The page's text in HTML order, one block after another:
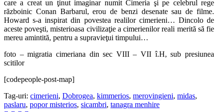
care a creat un ţinut imaginar numit Cimeria şi pe celebrul rege
războinic Conan Barbarul, erou de benzi desenate sau de filme.
Howard s-a inspirat din povestea realilor cimerieni… Dincolo de
aceste poveşti, misterioasa civilizaţie a cimerienilor reali merită să fie
mereu amintită, pentru a supravieţui timpului…
foto – migratia cimeriana din sec VIII – VII î.H, sub presiunea
scitilor
[codepeople-post-map]
Tag-uri: cimerieni, Dobrogea, kimmerios, merovingieni, midas,
paslaru, popor misterios, sicambri, tanagra menhire